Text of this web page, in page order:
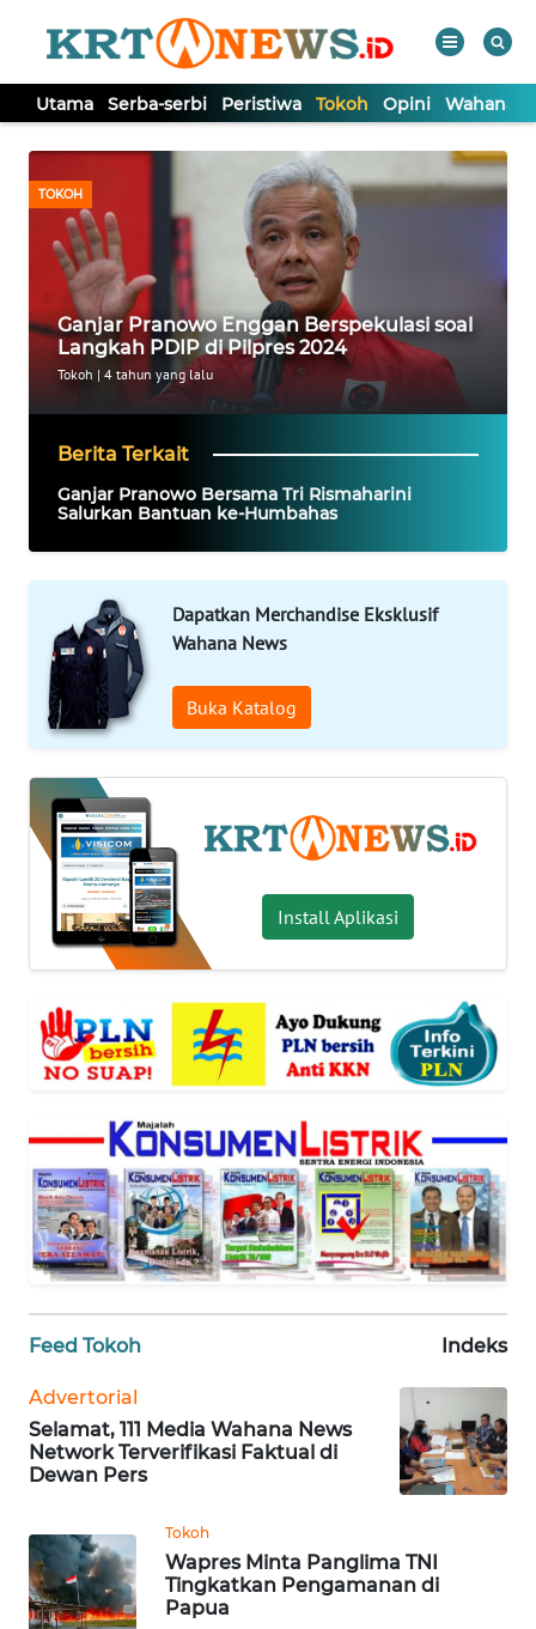
Utama Serba-serbi Peristiwa Tokoh Opini Wahana
TOKOH
Ganjar Pranowo Enggan Berspekulasi soal
Langkah PDIP di Pilpres 2024
Tokoh | 4 tahun yang lalu
Berita Terkait
Ganjar Pranowo Bersama Tri Rismaharini
Salurkan Bantuan ke-Humbahas
Dapatkan Merchandise Eksklusif
Wahana News
Buka Katalog
Install Aplikasi
Feed Tokoh Indeks
Advertorial
Selamat, 111 Media Wahana News
Network Terverifikasi Faktual di
Dewan Pers
Tokoh
Wapres Minta Panglima TNI
Tingkatkan Pengamanan di
Papua
Tutup
UTAMA
SERBA-
SERBI
WAHANA
INFRASTRUKTUR
WAHANA
TANI
WAHANA
TRAVEL
WAHANA
SPORT
UMKM
WAHANA
WAHANA
PERSONA
WAHANA
HEALTH
WAHANA
MAWAKA